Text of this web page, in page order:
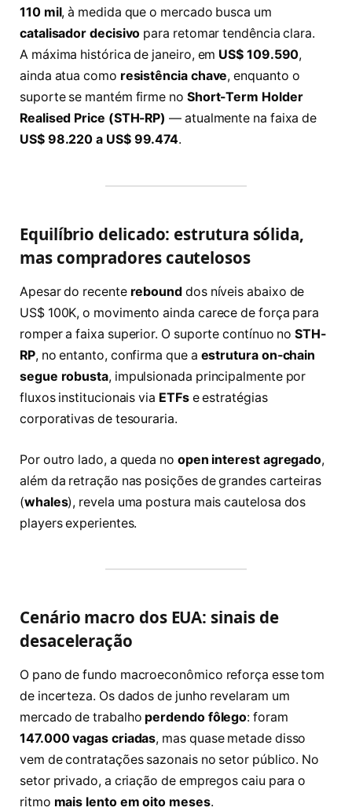
110 mil, à medida que o mercado busca um
catalisador decisivo para retomar tendência clara.
A máxima histórica de janeiro, em US$ 109.590,
ainda atua como resistência chave, enquanto o
suporte se mantém firme no Short-Term Holder
Realised Price (STH-RP) — atualmente na faixa de
US$ 98.220 a US$ 99.474.
Equilíbrio delicado: estrutura sólida,
mas compradores cautelosos
Apesar do recente rebound dos níveis abaixo de
US$ 100K, o movimento ainda carece de força para
romper a faixa superior. O suporte contínuo noSTH-
RP, no entanto, confirma que a estrutura on-chain
segue robusta, impulsionada principalmente por
fluxos institucionais via ETFse estratégias
corporativas de tesouraria.
Por outro lado, a queda no open interest agregado,
além da retração nas posições de grandes carteiras
(whales), revela uma postura mais cautelosa dos
players experientes.
Cenário macro dos EUA: sinais de
desaceleração
O pano de fundo macroeconômico reforça esse tom
de incerteza. Os dados de junho revelaram um
mercado de trabalho perdendo fôlego: foram
147.000 vagas criadas, mas quase metade disso
vem de contratações sazonais no setor público. No
setor privado, a criação de empregos caiu para o
ritmo mais lento em oito meses.